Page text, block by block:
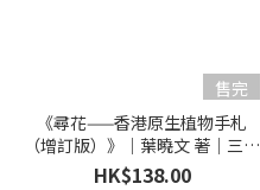
售完
《尋花——香港原生植物手札
（增訂版）》｜葉曉文 著｜三聯
書店
HK$138.00